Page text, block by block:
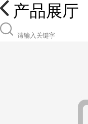
产品展厅